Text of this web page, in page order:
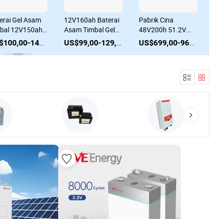
Gel Asam
12V150ah
Sistem Solar
/
US$100,00-140,00
12V160ah Baterai
Asam Timbal Gel
untuk Sistem Surya
Kualitas Terbaik
US$99,00-129,00
Pabrik Cina
48V200h 51.2V
Kualitas Tinggi
LiFePO4 Baterai
US$699,00-966,00